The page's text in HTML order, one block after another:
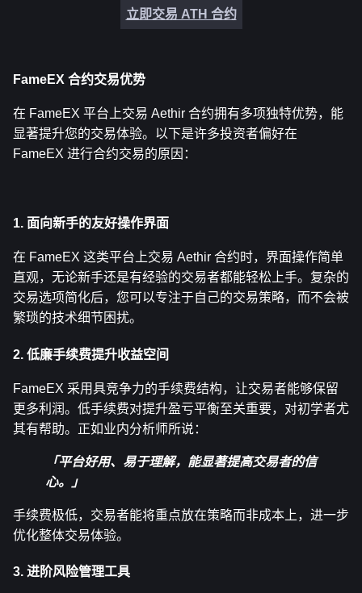
立即交易 ATH 合约
FameEX 合约交易优势
在 FameEX 平台上交易 Aethir 合约拥有多项独特优势，能
显著提升您的交易体验。以下是许多投资者偏好在
FameEX 进行合约交易的原因：
1. 面向新手的友好操作界面
在 FameEX 这类平台上交易 Aethir 合约时，界面操作简单
直观，无论新手还是有经验的交易者都能轻松上手。复杂的
交易选项简化后，您可以专注于自己的交易策略，而不会被
繁琐的技术细节困扰。
2. 低廉手续费提升收益空间
FameEX 采用具竞争力的手续费结构，让交易者能够保留
更多利润。低手续费对提升盈亏平衡至关重要，对初学者尤
其有帮助。正如业内分析师所说：
「平台好用、易于理解，能显著提高交易者的信
心。」
手续费极低，交易者能将重点放在策略而非成本上，进一步
优化整体交易体验。
3. 进阶风险管理工具